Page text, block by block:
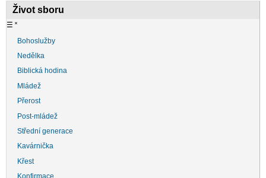
Život sboru
☰ ˟
Bohoslužby
Nedělka
Biblická hodina
Mládež
Přerost
Post-mládež
Střední generace
Kavárnička
Křest
Konfirmace